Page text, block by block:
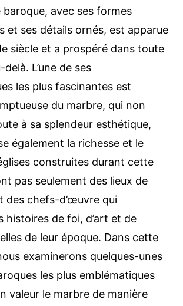
baroque, avec ses formes
et ses détails ornés, est apparue
siècle et a prospéré dans toute
delà. L’une de ses
les plus fascinantes est
du marbre, qui non
à sa splendeur esthétique,
également la richesse et le
construites durant cette
pas seulement des lieux de
des chefs-d’œuvre qui
histoires de foi, d’art et de
de leur époque. Dans cette
examinerons quelques-unes
les plus emblématiques
valeur le marbre de manière